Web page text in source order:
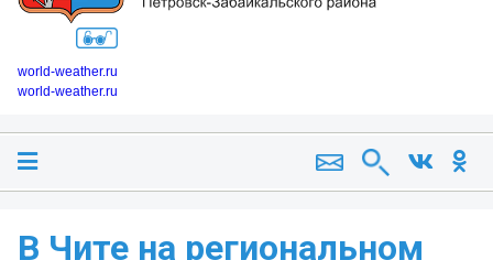
world-weather.ru
world-weather.ru
В Чите на региональном